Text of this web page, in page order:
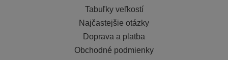
Tabuľky veľkostí
Najčastejšie otázky
Doprava a platba
Obchodné podmienky